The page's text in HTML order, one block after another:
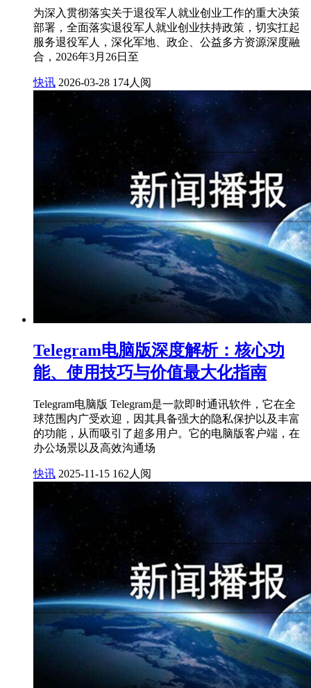
为深入贯彻落实关于退役军人就业创业工作的重大决策
部署，全面落实退役军人就业创业扶持政策，切实扛起
服务退役军人，深化军地、政企、公益多方资源深度融
合，2026年3月26日至
快讯 2026-03-28 174人阅
Telegram电脑版深度解析：核心功
能、使用技巧与价值最大化指南
Telegram电脑版 Telegram是一款即时通讯软件，它在全
球范围内广受欢迎，因其具备强大的隐私保护以及丰富
的功能，从而吸引了超多用户。它的电脑版客户端，在
办公场景以及高效沟通场
快讯 2025-11-15 162人阅